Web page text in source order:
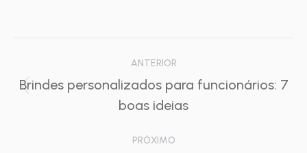
de
ANTERIOR
Post
anterior:
Brindes personalizados para funcionários: 7
boas ideias
PRÓXIMO